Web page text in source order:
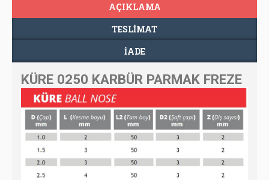
AÇIKLAMA
TESLIMAT
İADE
KÜRE 0250 KARBÜR PARMAK FREZE